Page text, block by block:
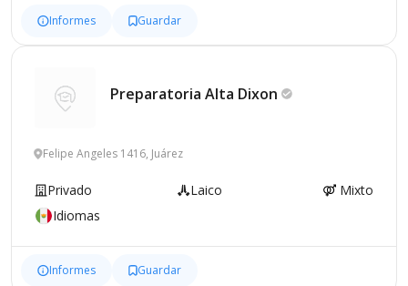
Informes Guardar
Preparatoria Alta Dixon
Felipe Angeles 1416, Juárez
Privado Laico
Mixto
Idiomas
Informes Guardar